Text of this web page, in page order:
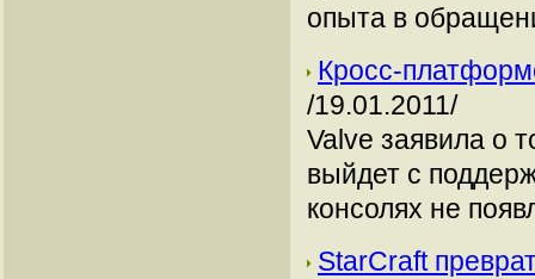
опыта в
Кросс-
/19.01.2011/
Valve заявила о
выйдет с
консолях не
StarCraft